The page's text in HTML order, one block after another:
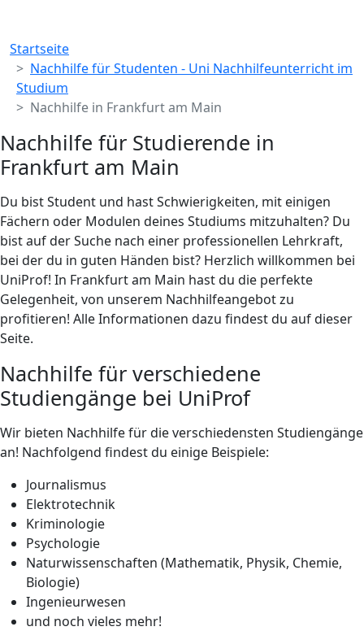
Breadcrumb
Startseite
Nachhilfe für Studenten - Uni Nachhilfeunterricht im
Studium
Nachhilfe in Frankfurt am Main
Nachhilfe für Studierende in
Frankfurt am Main
Du bist Student und hast Schwierigkeiten, mit einigen
Fächern oder Modulen deines Studiums mitzuhalten? Du
bist auf der Suche nach einer professionellen Lehrkraft,
bei der du in guten Händen bist? Herzlich willkommen bei
UniProf! In Frankfurt am Main hast du die perfekte
Gelegenheit, von unserem Nachhilfeangebot zu
profitieren! Alle Informationen dazu findest du auf dieser
Seite.
Nachhilfe für verschiedene
Studiengänge bei UniProf
Wir bieten Nachhilfe für die verschiedensten Studiengänge
an! Nachfolgend findest du einige Beispiele:
Journalismus
Elektrotechnik
Kriminologie
Psychologie
Naturwissenschaften (Mathematik, Physik, Chemie,
Biologie)
Ingenieurwesen
und noch vieles mehr!